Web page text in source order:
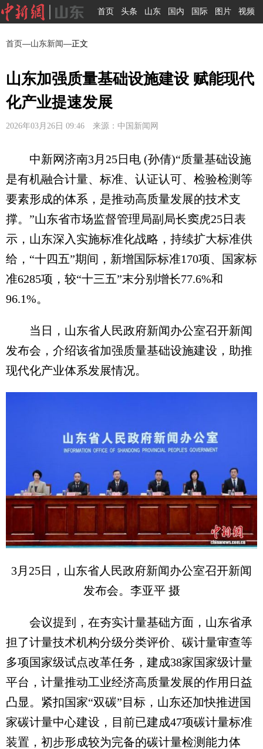
首页 头条 山东 国内 国际 图片 视频
首页—山东新闻—正文
山东加强质量基础设施建设 赋能现代
化产业提速发展
2026年03月26日 09:46 来源：中国新闻网
中新网济南3月25日电 (孙倩)“质量基础设施
是有机融合计量、标准、认证认可、检验检测等
要素形成的体系，是推动高质量发展的技术支
撑。”山东省市场监督管理局副局长窦虎25日表
示，山东深入实施标准化战略，持续扩大标准供
给，“十四五”期间，新增国际标准170项、国家标
准6285项，较“十三五”末分别增长77.6%和
96.1%。
当日，山东省人民政府新闻办公室召开新闻
发布会，介绍该省加强质量基础设施建设，助推
现代化产业体系发展情况。
3月25日，山东省人民政府新闻办公室召开新闻
发布会。李亚平 摄
会议提到，在夯实计量基础方面，山东省承
担了计量技术机构分级分类评价、碳计量审查等
多项国家级试点改革任务，建成38家国家级计量
平台，计量推动工业经济高质量发展的作用日益
凸显。紧扣国家“双碳”目标，山东还加快推进国
家碳计量中心建设，目前已建成47项碳计量标准
装置，初步形成较为完备的碳计量检测能力体